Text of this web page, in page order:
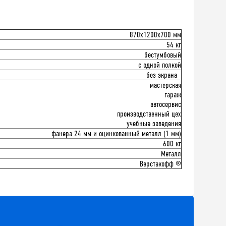
870x1200x700 мм
54 кг
бестумбовый
с одной полкой
без экрана
мастерская
гараж
автосервис
производственный цех
учебные заведения
фанера 24 мм и оцинкованный металл (1 мм)
600 кг
Металл
Верстакофф ®